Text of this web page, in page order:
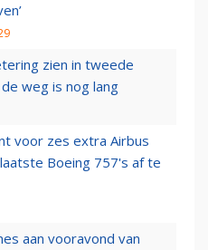
zien in tweede
weg is nog lang
voor zes extra Airbus
Boeing 757's af te
aan vooravond van